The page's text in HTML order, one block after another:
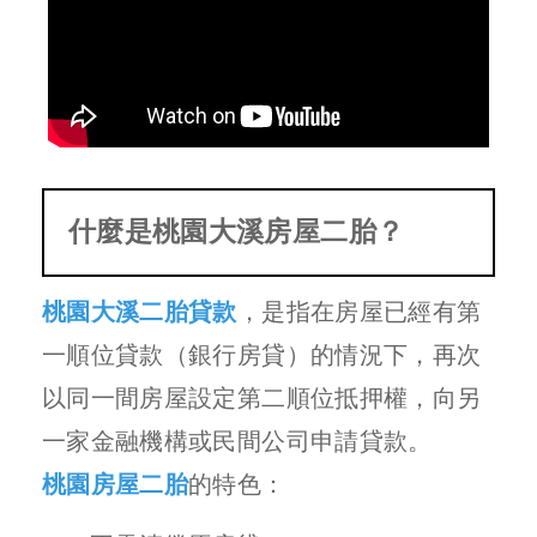
什麼是桃園大溪房屋二胎？
桃園大溪二胎貸款 ，是指在房屋已經有第
一順位貸款（銀行房貸）的情況下，再次
以同一間房屋設定第二順位抵押權，向另
一家金融機構或民間公司申請貸款。
桃園房屋二胎的特色：